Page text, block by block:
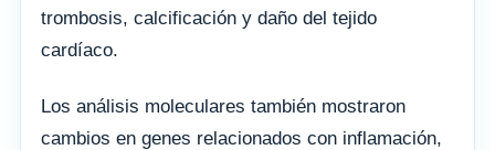
trombosis, calcificación y daño del tejido
cardíaco.
Los análisis moleculares también mostraron
cambios en genes relacionados con inflamación,